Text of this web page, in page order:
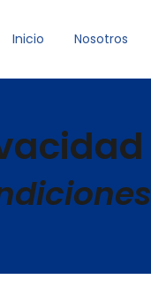
Inicio Nosotros